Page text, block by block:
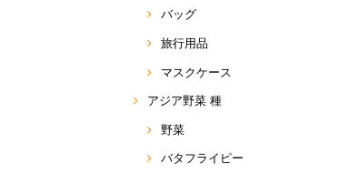
バッグ
旅行用品
マスクケース
アジア野菜 種
野菜
バタフライピー